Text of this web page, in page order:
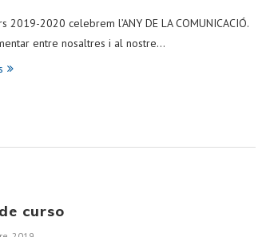
2019-2020 celebrem l’ANY DE LA COMUNICACIÓ.
entre nosaltres i al nostre…
curso